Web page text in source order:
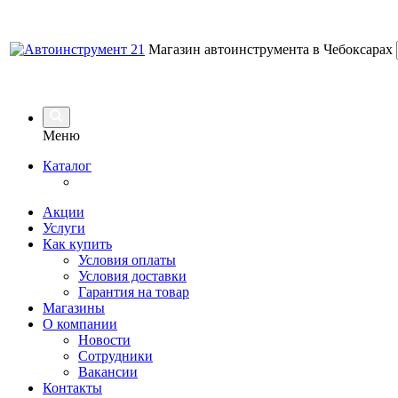
Магазин автоинструмента в Чебоксарах
Меню
Каталог
Акции
Услуги
Как купить
Условия оплаты
Условия доставки
Гарантия на товар
Магазины
О компании
Новости
Сотрудники
Вакансии
Контакты